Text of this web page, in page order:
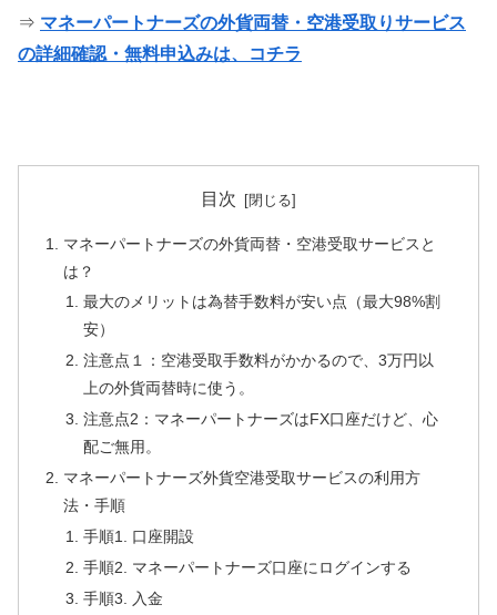
⇒ マネーパートナーズの外貨両替・空港受取りサービス
の詳細確認・無料申込みは、コチラ
目次
マネーパートナーズの外貨両替・空港受取サービスと
は？
最大のメリットは為替手数料が安い点（最大98%割
安）
注意点１：空港受取手数料がかかるので、3万円以
上の外貨両替時に使う。
注意点2：マネーパートナーズはFX口座だけど、心
配ご無用。
マネーパートナーズ外貨空港受取サービスの利用方
法・手順
手順1. 口座開設
手順2. マネーパートナーズ口座にログインする
手順3. 入金